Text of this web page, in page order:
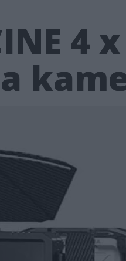
4